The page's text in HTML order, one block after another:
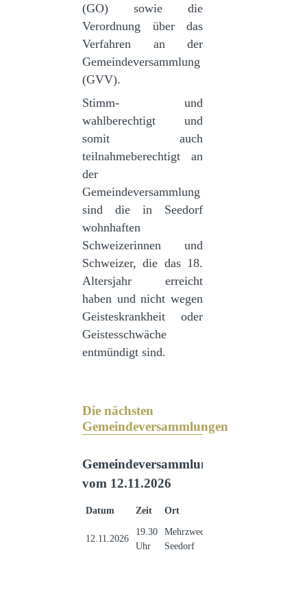
(GO) sowie die
Verordnung über das
Verfahren an der
Gemeindeversammlung
(GVV).
Stimm- und
wahlberechtigt und
somit auch
teilnahmeberechtigt an
der
Gemeindeversammlung
sind die in Seedorf
wohnhaften
Schweizerinnen und
Schweizer, die das 18.
Altersjahr erreicht
haben und nicht wegen
Geisteskrankheit oder
Geistesschwäche
entmündigt sind.
Die nächsten
Gemeindeversammlungen
Gemeindeversammlung
vom 12.11.2026
Datum Zeit Ort
12.11.2026
19.30
Uhr
Mehrzweckhalle
Seedorf